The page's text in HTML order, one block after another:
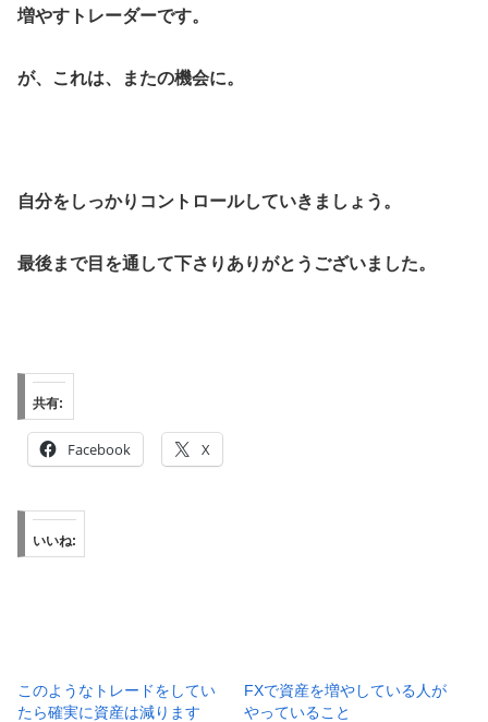
増やすトレーダーです。
が、これは、またの機会に。
自分をしっかりコントロールしていきましょう。
最後まで目を通して下さりありがとうございました。
共有:
Facebook X
いいね:
このようなトレードをしてい
たら確実に資産は減ります
FXで資産を増やしている人が
やっていること